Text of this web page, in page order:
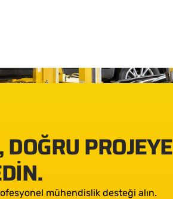
PROJEYE
mühendislik desteği alın.